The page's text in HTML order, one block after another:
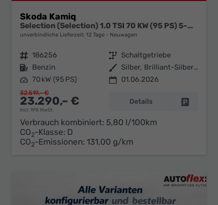
Skoda Kamiq
Selection (Selection) 1.0 TSI 70 KW (95 PS) 5-Gang Schaltgetriebe
unverbindliche Lieferzeit: 12 Tage Neuwagen
Fahrzeugnr. 186256 Getriebe Schaltgetriebe
Kraftstoff Benzin Außenfarbe
Silber, Brilliant-Silber Metallic (8E)
Leistung 70 kW (95 PS) 01.06.2026
23.290,– €
incl. 19% MwSt.
32.519,– €
Details
Verbrauch kombiniert: 5,80 l/100km
CO2-Klasse: D
CO2-Emissionen: 131,00 g/km